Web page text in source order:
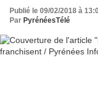
Publié le 09/02/2018 à
Par PyrénéesTélé